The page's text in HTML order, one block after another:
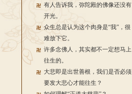
有人告诉我，弥陀殿的佛像还没有
开光。
众生总是认为这个肉身是“我”，很
难放下它。
许多念佛人，其实都不一定想马上
往生的。
大悲即是出世善根，我们是否必须
要发大悲心才能往生？